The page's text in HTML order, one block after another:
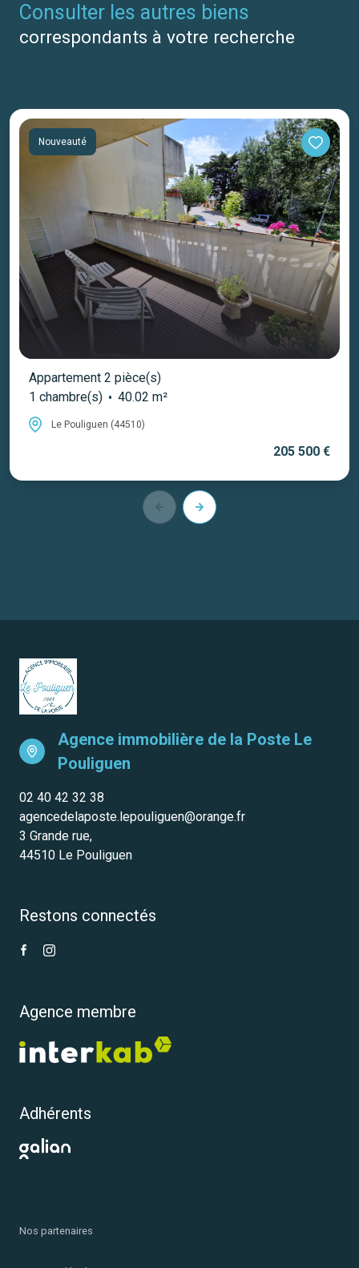
consulter les autres biens
correspondants à votre recherche
Nouveauté
Appartement 2 pièce(s)
1 chambre(s)
40.02 m²
Le Pouliguen (44510)
205 500 €
Agence immobilière de la Poste Le
Pouliguen
02 40 42 32 38
agencedelaposte.lepouliguen@orange.fr
3 Grande rue,
44510 Le Pouliguen
Restons connectés
Agence membre
Adhérents
Nos partenaires